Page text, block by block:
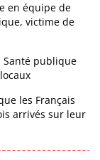
en équipe de
victime de
Santé publique
les Français
arrivés sur leur